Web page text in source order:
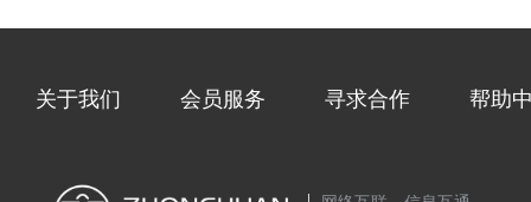
关于我们 会员服务 寻求合作 帮助